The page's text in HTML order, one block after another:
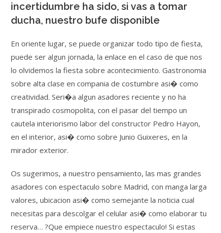
incertidumbre ha sido, si vas a tomar
ducha, nuestro bufe disponible
En oriente lugar, se puede organizar todo tipo de fiesta,
puede ser algun jornada, la enlace en el caso de que nos
lo olvidemos la fiesta sobre acontecimiento. Gastronomia
sobre alta clase en compania de costumbre asi� como
creatividad. Seri�a algun asadores reciente y no ha
transpirado cosmopolita, con el pasar del tiempo un
cautela interiorismo labor del constructor Pedro Hayon,
en el interior, asi� como sobre Junio Guixeres, en la
mirador exterior.
Os sugerimos, a nuestro pensamiento, las mas grandes
asadores con espectaculo sobre Madrid, con manga larga
valores, ubicacion asi� como semejante la noticia cual
necesitas para descolgar el celular asi� como elaborar tu
reserva… ?Que empiece nuestro espectaculo! Si estas